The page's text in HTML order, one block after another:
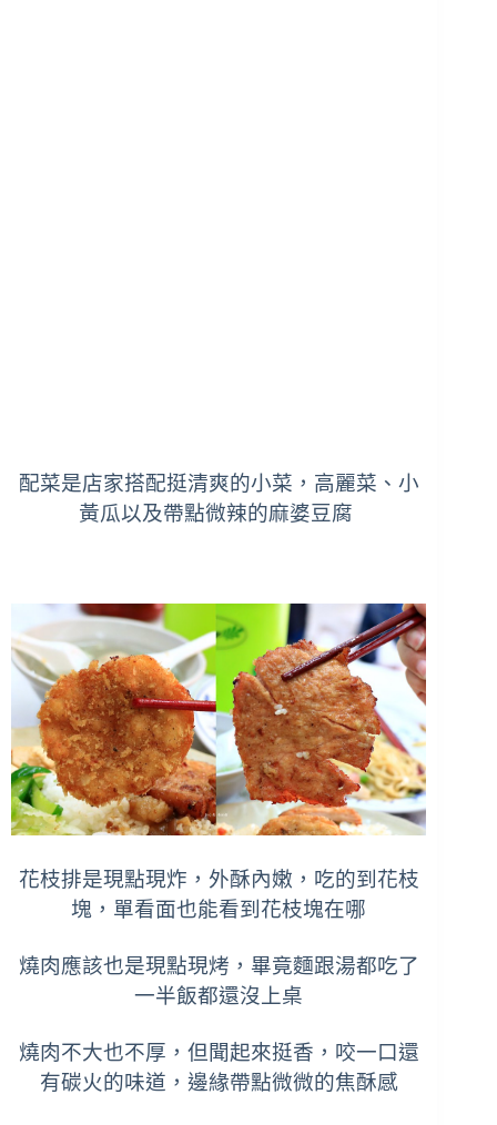
配菜是店家搭配挺清爽的小菜，高麗菜、小
黃瓜以及帶點微辣的麻婆豆腐
花枝排是現點現炸，外酥內嫩，吃的到花枝
塊，單看面也能看到花枝塊在哪
燒肉應該也是現點現烤，畢竟麵跟湯都吃了
一半飯都還沒上桌
燒肉不大也不厚，但聞起來挺香，咬一口還
有碳火的味道，邊緣帶點微微的焦酥感